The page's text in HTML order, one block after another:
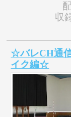
収
☆バレCH通
イク編☆